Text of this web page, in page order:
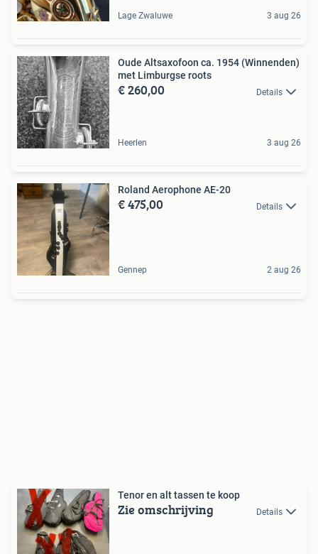
Lage Zwaluwe 3 aug 26
Oude Altsaxofoon ca. 1954 (Winnenden)
met Limburgse roots
€ 260,00 Details
Heerlen 3 aug 26
Roland Aerophone AE-20
€ 475,00 Details
Gennep 2 aug 26
Tenor en alt tassen te koop
Zie omschrijving Details